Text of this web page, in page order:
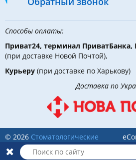
Способы оплаты:
Приват24, терминал
(при доставке Новой Почтой),
Курьеру (при доставке по Харькову)
Доставка по
© 2026 Стоматологические
инструменты, материалы и
оборудование в DLX